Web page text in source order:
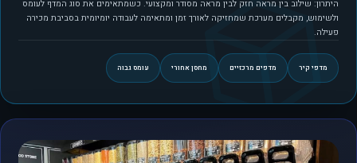
היתרון: שילוב בין מראה חזק לבין מראה מסודר ומקצועי. כשמתאימים את סוג המדף לעומס
ולשימוש, מקבלים מערכת שמחזיקה לאורך זמן ומתאימה לעבודה יומיומית בסביבת מכירה
פעילה.
מדפי קיר מדפים מרכזיים מחסן אחורי עומס גבוה